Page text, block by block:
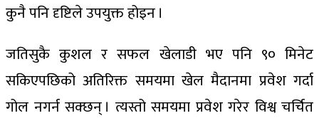
कुनै पनि दृष्टिले उपयुक्त होइन ।
जतिसुकै कुशल र सफल खेलाडी भए पनि ९० मिनेट
सकिएपछिको अतिरिक्त समयमा खेल मैदानमा प्रवेश गर्दा
गोल नगर्न सक्छन् । त्यस्तो समयमा प्रवेश गरेर विश्व चर्चित